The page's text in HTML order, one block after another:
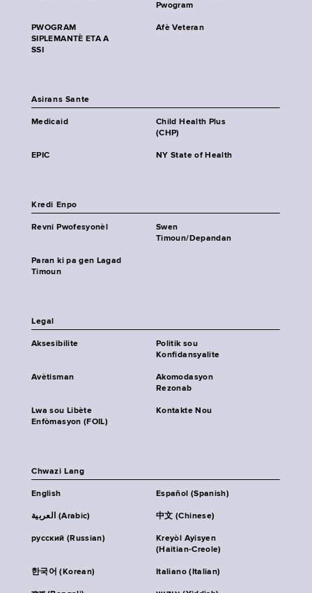
Pwogram
PWOGRAM
SIPLEMANTÈ ETA A
SSI
Afè Veteran
Asirans Sante
Medicaid
Child Health Plus
(CHP)
EPIC NY State of Health
Kredi Enpo
Revni Pwofesyonèl
Swen
Timoun/Depandan
Paran ki pa gen Lagad
Timoun
Legal
Aksesibilite
Politik sou
Konfidansyalite
Avètisman
Akomodasyon
Rezonab
Lwa sou Libète
Enfòmasyon (FOIL)
Kontakte Nou
Chwazi Lang
English Español (Spanish)
العربية (Arabic) 中文 (Chinese)
русский (Russian)
Kreyòl Ayisyen
(Haitian-Creole)
한국어 (Korean) Italiano (Italian)